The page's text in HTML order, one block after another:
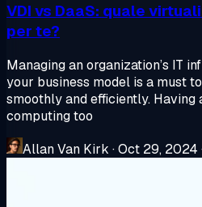
VDI vs DaaS: quale
per te?
Managing an organization’s IT
your business model is a must
smoothly and efficiently. Having
computing too
Allan Van Kirk ·Oct 29, 2024